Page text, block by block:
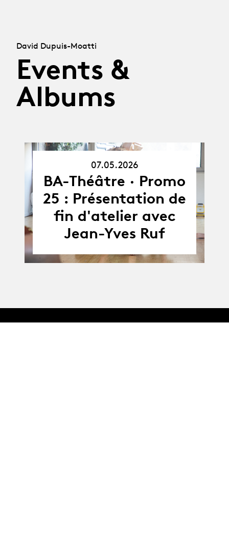
David Dupuis-Moatti
Events &
Albums
07.05.26
07.05.2026
BA-Théâtre · Promo
25 : Présentation de
fin d'atelier avec
Jean-Yves Ruf